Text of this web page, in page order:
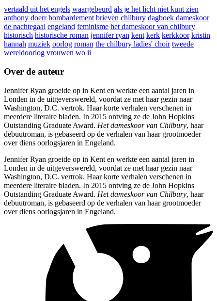
vertaald uit het engels waargebeurd als je het licht niet kunt zien
anthony doerr bombardement brieven chilbury dagboek dameskoor
de nachtegaal engeland feminisme het dameskoor van chilbury
historisch historische roman jennifer ryan kent kerk kerkkoor kristin
hannah muziek oorlog roman the chilbury ladies' choir tweede
wereldoorlog vrouwen wo ii
Over de auteur
Jennifer Ryan groeide op in Kent en werkte een aantal jaren in
Londen in de uitgeverswereld, voordat ze met haar gezin naar
Washington, D.C. vertrok. Haar korte verhalen verschenen in
meerdere literaire bladen. In 2015 ontving ze de John Hopkins
Outstanding Graduate Award. Het dameskoor van Chilbury, haar
debuutroman, is gebaseerd op de verhalen van haar grootmoeder
over diens oorlogsjaren in Engeland.
Jennifer Ryan groeide op in Kent en werkte een aantal jaren in
Londen in de uitgeverswereld, voordat ze met haar gezin naar
Washington, D.C. vertrok. Haar korte verhalen verschenen in
meerdere literaire bladen. In 2015 ontving ze de John Hopkins
Outstanding Graduate Award. Het dameskoor van Chilbury, haar
debuutroman, is gebaseerd op de verhalen van haar grootmoeder
over diens oorlogsjaren in Engeland.